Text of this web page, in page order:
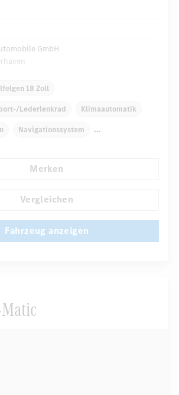
GmbH
18 Zoll
Lederlenkrad Klimaautomatik
Navigationssystem
Innenspiegel
Merken
Vergleichen
Fahrzeug anzeigen